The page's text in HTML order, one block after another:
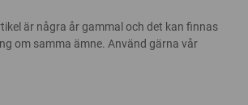
är några år gammal och det kan finnas
om samma ämne. Använd gärna vår